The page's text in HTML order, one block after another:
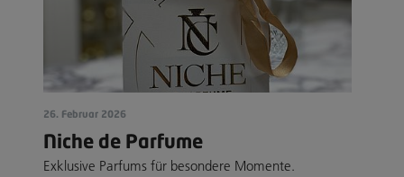
26. Februar 2026
Niche de Parfume
Exklusive Parfums für besondere Momente.